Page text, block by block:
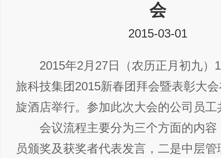
会
2015-03-01
2015年2月27日（农历正月初九）
旅科技集团2015新春团拜会暨表彰大
旋酒店举行。参加此次大会的公司员工
会议流程主要分为三个方面的内容
员颁奖及获奖者代表发言，二是中层